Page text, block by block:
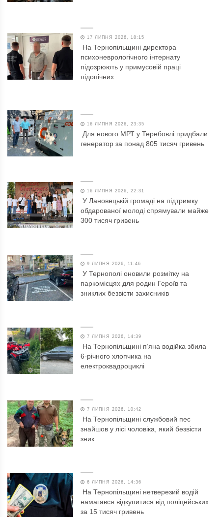
17 ЛИПНЯ 2026, 18:15
На Тернопільщині директора
психоневрологічного інтернату
підозрюють у примусовій праці
підопічних
16 ЛИПНЯ 2026, 23:35
Для нового МРТ у Теребовлі придбали
генератор за понад 805 тисяч гривень
16 ЛИПНЯ 2026, 22:31
У Лановецькій громаді на підтримку
обдарованої молоді спрямували майже
300 тисяч гривень
9 ЛИПНЯ 2026, 11:46
У Тернополі оновили розмітку на
паркомісцях для родин Героїв та
зниклих безвісти захисників
7 ЛИПНЯ 2026, 14:39
На Тернопільщині п’яна водійка збила
6-річного хлопчика на
електроквадроциклі
7 ЛИПНЯ 2026, 10:42
На Тернопільщині службовий пес
знайшов у лісі чоловіка, який безвісти
зник
6 ЛИПНЯ 2026, 14:36
На Тернопільщині нетверезий водій
намагався відкупитися від поліцейських
за 15 тисяч гривень